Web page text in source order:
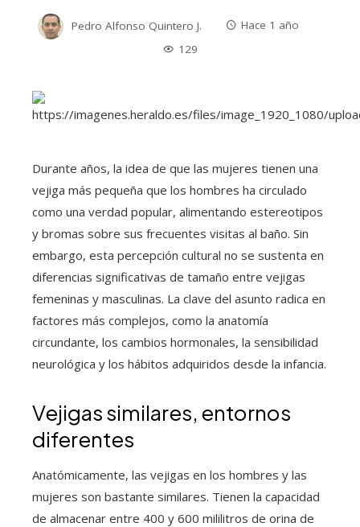
Pedro Alfonso Quintero J.
Hace 1 año
129
Durante años, la idea de que las mujeres tienen una
vejiga más pequeña que los hombres ha circulado
como una verdad popular, alimentando estereotipos
y bromas sobre sus frecuentes visitas al baño. Sin
embargo, esta percepción cultural no se sustenta en
diferencias significativas de tamaño entre vejigas
femeninas y masculinas. La clave del asunto radica en
factores más complejos, como la anatomía
circundante, los cambios hormonales, la sensibilidad
neurológica y los hábitos adquiridos desde la infancia.
Vejigas similares, entornos
diferentes
Anatómicamente, las vejigas en los hombres y las
mujeres son bastante similares. Tienen la capacidad
de almacenar entre 400 y 600 mililitros de orina de